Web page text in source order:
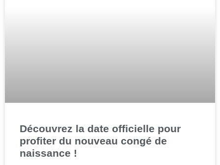
Découvrez la date officielle pour
profiter du nouveau congé de
naissance !